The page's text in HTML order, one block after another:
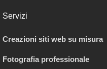
Servizi
Creazioni siti web su misura
Fotografia professionale